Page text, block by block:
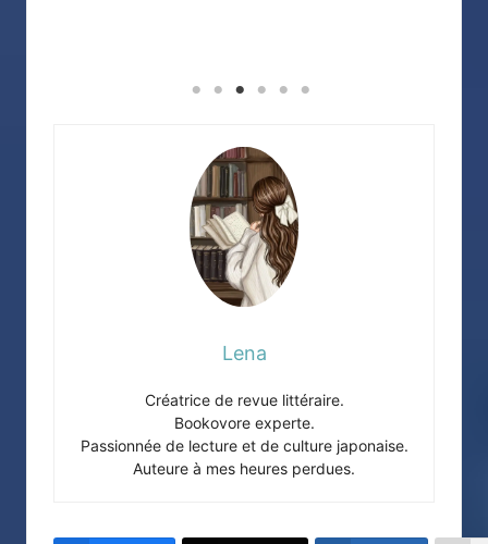
Lena
Créatrice de revue littéraire.
Bookovore experte.
Passionnée de lecture et de culture japonaise.
Auteure à mes heures perdues.